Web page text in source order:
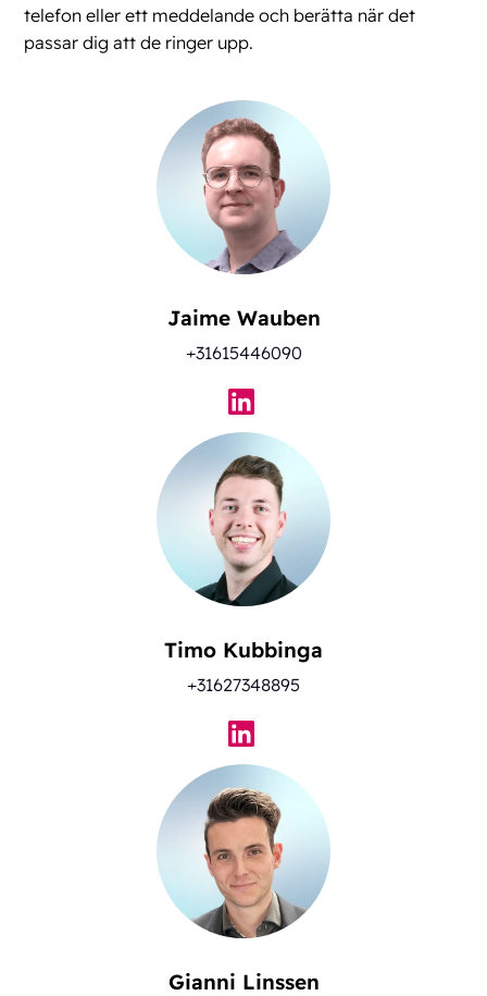
telefon eller ett meddelande och berätta när det
passar dig att de ringer upp.
Jaime Wauben
+31615446090
Timo Kubbinga
+31627348895
Gianni Linssen